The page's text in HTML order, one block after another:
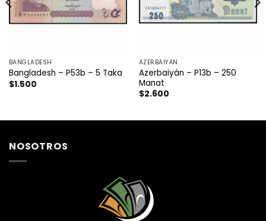
BANGLADESH
Bangladesh – P53b – 5 Taka
$1.500
AZERBAIYÁN
Azerbaiyán – P13b – 250
Manat
$2.600
NOSOTROS